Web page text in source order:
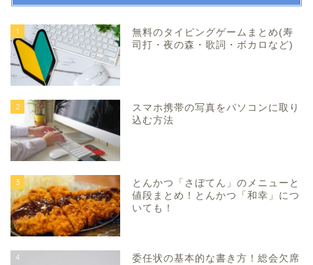
1
無料のタイピングゲームまとめ(寿
司打・夜の森・歌詞・ボカロなど)
2
スマホ携帯の写真をパソコンに取り
込む方法
3
とんかつ「さぼてん」のメニューと
値段まとめ！とんかつ「和幸」につ
いても！
4
委任状の基本的な書き方！総会欠席